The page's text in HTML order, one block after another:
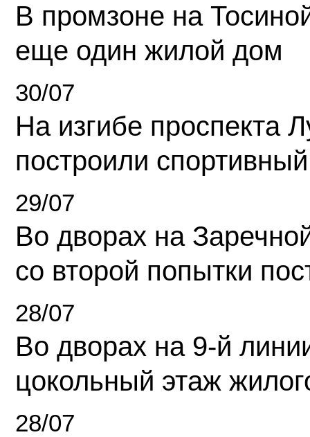
В промзоне на
еще один жилой дом
30/07
На изгибе проспекта
построили
29/07
Во дворах на
со второй попытки
28/07
Во дворах на 9-й
цокольный этаж
28/07